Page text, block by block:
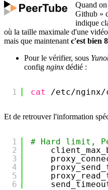
Quand
Github »
indique
où la taille maximale d'une
mais que maintenant c'est bien
Pour le vérifier, sous
config nginx dédié :
1 cat /etc/nginx/
Et de retrouver l'information
1
2
3
4
5
6
# Hard limit,